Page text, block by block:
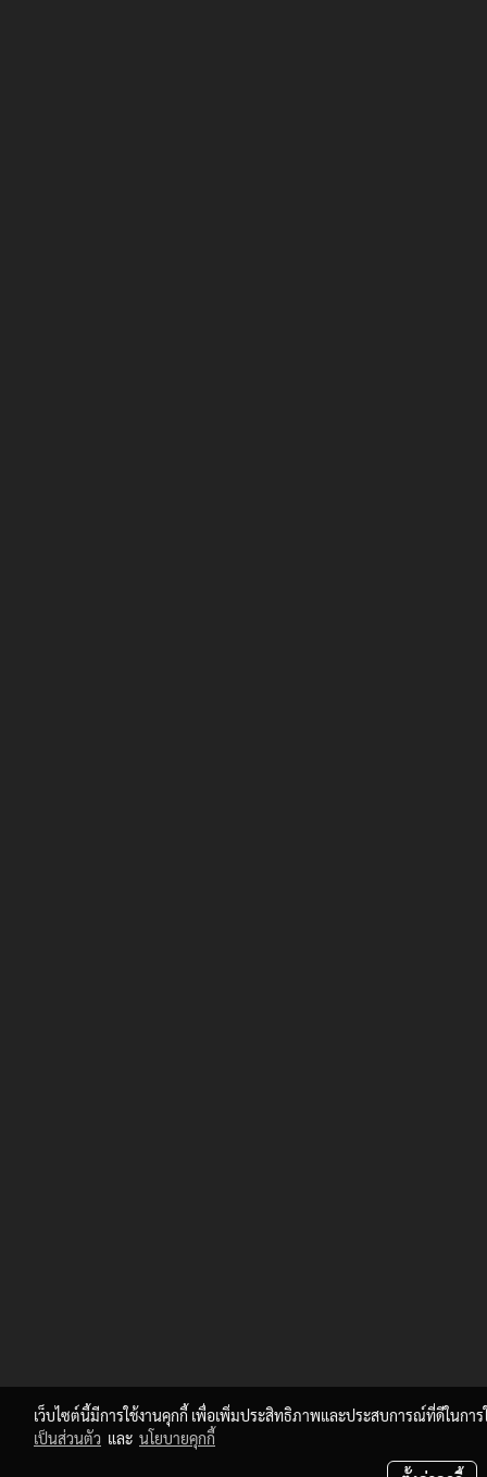
เว็บไซต์นี้มีการใช้งานคุกกี้ เพื่อเพิ่มประสิทธิภาพและประสบการณ์ที่ดีในกา
เป็นส่วนตัว และ นโยบายคุกกี้